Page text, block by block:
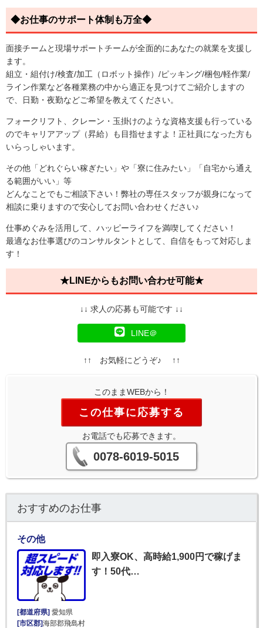
◆お仕事のサポート体制も万全◆
面接チームと現場サポートチームが全面的にあなたの就業を支援し
ます。
組立・組付け/検査/加工（ロボット操作）/ピッキング/梱包/軽作業/
ライン作業など各種業務の中から適正を見つけてご紹介しますの
で、日勤・夜勤などご希望を教えてください。
フォークリフト、クレーン・玉掛けのような資格支援も行っている
のでキャリアアップ（昇給）も目指せますよ！正社員になった方も
いらっしゃいます。
その他「どれぐらい稼ぎたい」や「寮に住みたい」「自宅から通え
る範囲がいい」等
どんなことでもご相談下さい！弊社の専任スタッフが親身になって
相談に乗りますので安心してお問い合わせください♪
仕事めぐみを活用して、ハッピーライフを満喫してください！
最適なお仕事選びのコンサルタントとして、自信をもって対応しま
す！
★LINEからもお問い合わせ可能★
↓↓ 求人の応募も可能です ↓↓
LINE＠
↑↑ お気軽にどうぞ♪ ↑↑
このままWEBから！
この仕事に応募する
お電話でも応募できます。
0078-6019-5015
おすすめのお仕事
その他
即入寮OK、高時給1,900円で稼げま
す！50代…
[都道府県] 愛知県
[市区郡]海部郡飛島村